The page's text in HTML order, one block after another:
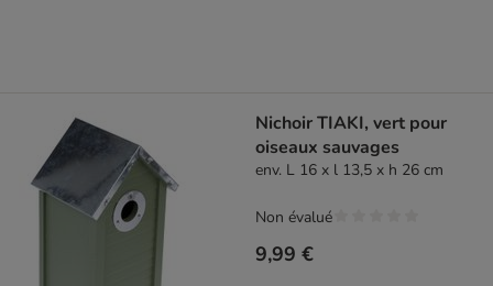
Nichoir TIAKI, vert pour
oiseaux sauvages
env. L 16 x l 13,5 x h 26 cm
9,99 €
Non évalué